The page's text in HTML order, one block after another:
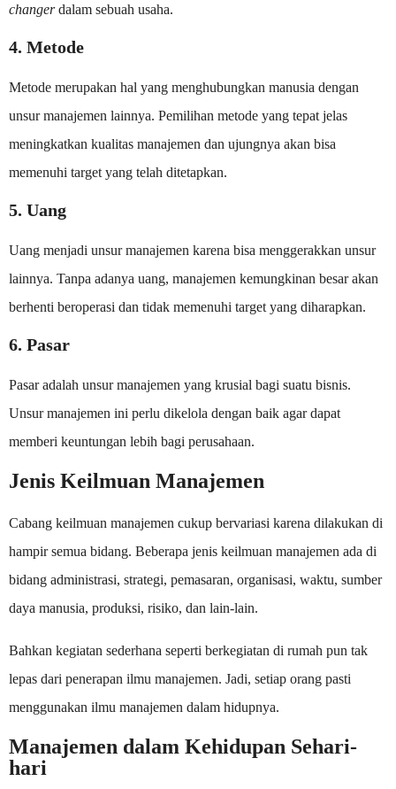
changerdalam sebuah usaha.
4. Metode
Metode merupakan hal yang menghubungkan manusia dengan
unsur manajemen lainnya. Pemilihan metode yang tepat jelas
meningkatkan kualitas manajemen dan ujungnya akan bisa
memenuhi target yang telah ditetapkan.
5. Uang
Uang menjadi unsur manajemen karena bisa menggerakkan unsur
lainnya. Tanpa adanya uang, manajemen kemungkinan besar akan
berhenti beroperasi dan tidak memenuhi target yang diharapkan.
6. Pasar
Pasar adalah unsur manajemen yang krusial bagi suatu bisnis.
Unsur manajemen ini perlu dikelola dengan baik agar dapat
memberi keuntungan lebih bagi perusahaan.
Jenis Keilmuan Manajemen
Cabang keilmuan manajemen cukup bervariasi karena dilakukan di
hampir semua bidang. Beberapa jenis keilmuan manajemen ada di
bidang administrasi, strategi, pemasaran, organisasi, waktu, sumber
daya manusia, produksi, risiko, dan lain-lain.
Bahkan kegiatan sederhana seperti berkegiatan di rumah pun tak
lepas dari penerapan ilmu manajemen. Jadi, setiap orang pasti
menggunakan ilmu manajemen dalam hidupnya.
Manajemen dalam Kehidupan Sehari-
hari